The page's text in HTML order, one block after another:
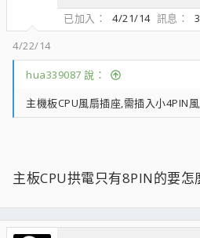
已加入
4/21/14 訊息
4/22/14
hua339087 說：
主機板CPU風扇插座,需插入小4PIN
主板CPU拱電只有8PIN的要怎